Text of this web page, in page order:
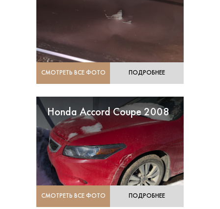
СМОТРЕТЬ ВСЕ ФОТО ПОДРОБНЕЕ
Honda Accord Coupe 2008
СМОТРЕТЬ ВСЕ ФОТО ПОДРОБНЕЕ